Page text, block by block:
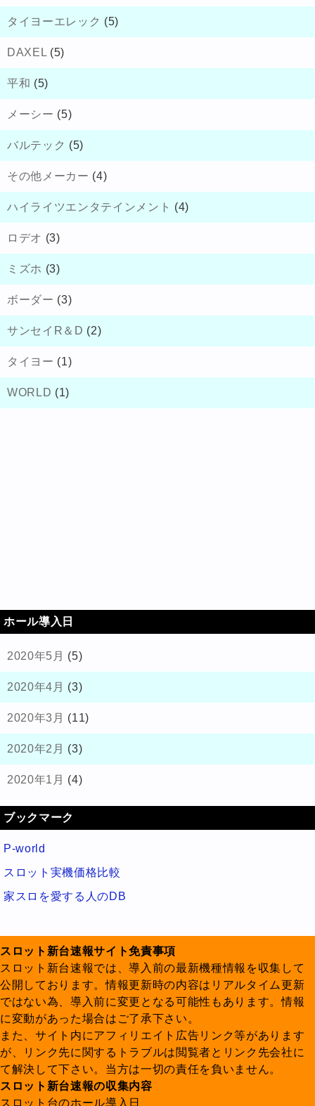
タイヨーエレック (5)
DAXEL (5)
平和 (5)
メーシー (5)
バルテック (5)
その他メーカー (4)
ハイライツエンタテインメント (4)
ロデオ (3)
ミズホ (3)
ボーダー (3)
サンセイR＆D (2)
タイヨー (1)
WORLD (1)
ホール導入日
2020年5月 (5)
2020年4月 (3)
2020年3月 (11)
2020年2月 (3)
2020年1月 (4)
ブックマーク
P-world
スロット実機価格比較
家スロを愛する人のDB
スロット新台速報サイト免責事項
スロット新台速報では、導入前の最新機種情報を収集して
公開しております。情報更新時の内容はリアルタイム更新
ではない為、導入前に変更となる可能性もあります。情報
に変動があった場合はご了承下さい。
また、サイト内にアフィリエイト広告リンク等があります
が、リンク先に関するトラブルは閲覧者とリンク先会社に
て解決して下さい。当方は一切の責任を負いません。
スロット新台速報の収集内容
スロット台のホール導入日